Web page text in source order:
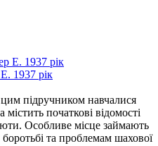
1937 рік
підручником навчалися
початкові відомості
Особливе місце займають
та проблемам шахової